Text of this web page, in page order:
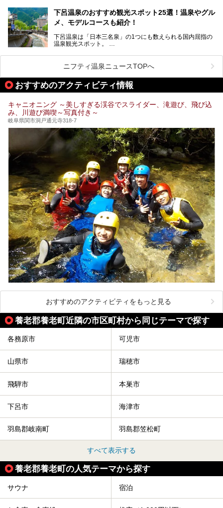
らの利用客も増え、ますます賑わいを見せています。そこで
今回は、平湯温泉の観光スポットとおすすめの温泉施設を紹
介します。気になる温泉をぜひチェックしてみてください。
下呂温泉のおすすめ観光スポット25選！温泉やグル
メ、モデルコースも紹介！
下呂温泉は「日本三名泉」の1つにも数えられる国内屈指の
温泉観光スポット。
のグルメを楽しんだり、周辺にある名所にも足を伸ばしたり
したいもの。
本記事では、下呂温泉エリアにあるおすすめの観光スポット
をご紹介するとともに散策する際のモデルコースもご提案。
下呂温泉観光をたっぷりとガイドします！
ニフティ温泉ニュースTOPへ
おすすめのアクティビティ情報
キャニオニング ～美しすぎる渓谷でスライダー、滝遊び、飛び込
み、川遊び満喫～写真付き～
岐阜県関市洞戸通元寺318-7
おすすめのアクティビティをもっと見る
養老郡養老町近隣の市区町村から同じテーマで探す
各務原市 可児市
山県市 瑞穂市
飛騨市 本巣市
下呂市 海津市
羽島郡岐南町 羽島郡笠松町
すべて表示する
養老郡養老町の人気テーマから探す
サウナ 宿泊